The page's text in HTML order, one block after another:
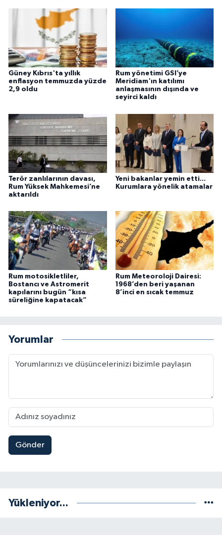
Güney Kıbrıs'ta yıllık
enflasyon temmuzda yüzde
2,9 oldu
Rum yönetimi GSI’ye
Meridiam'ın katılımı
anlaşmasının dışında ve
seyirci kaldı
Terör zanlılarının davası,
Rum Yüksek Mahkemesi’ne
aktarıldı
Yeni bakanlar yemin etti...
Kurumlara yönelik atamalar
Rum motosikletliler,
Bostancı ve Astromerit
kapılarını bugün “kısa
süreliğine kapatacak”
Rum Meteoroloji Dairesi:
1968’den beri yaşanan
8’inci en sıcak temmuz
Yorumlar
Gönder
Yükleniyor...